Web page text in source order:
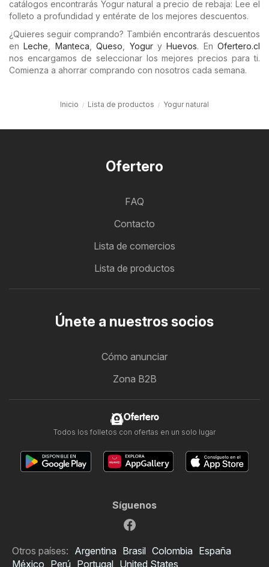
catálogos encontrarás Yogur natural a precio de rebaja: Lee el
folleto a profundidad y entérate de los mejores descuentos.
¿Quieres seguir comprando? También encontrarás descuentos
enLeche Manteca ,Queso YoguryHuevos. En Ofertero.cl
nos encargamos de seleccionar los mejores precios para ti.
Comienza a ahorrar comprando con nosotros cada semana.
Inicio Lista de productos Yogur natural
Ofertero
FAQ
Contacto
Lista de comercios
Lista de productos
Únete a nuestros socios
Cómo anunciar
Zona B2B
Ofertero
Todos los folletos con ofertas en un solo lugar
Síguenos
Otros países: Argentina Brasil Colombia España
México Perú Portugal United States